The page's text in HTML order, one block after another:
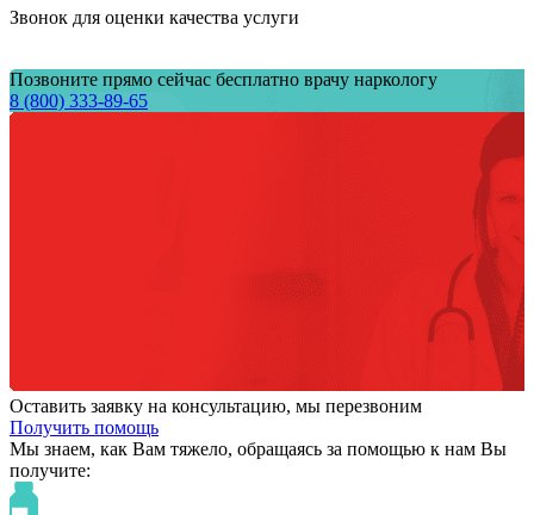
Звонок для оценки качества услуги
Позвоните прямо сейчас бесплатно врачу наркологу
8 (800) 333-89-65
Оставить заявку на консультацию, мы перезвоним
Получить помощь
Мы знаем, как Вам тяжело, обращаясь за помощью к нам Вы
получите: